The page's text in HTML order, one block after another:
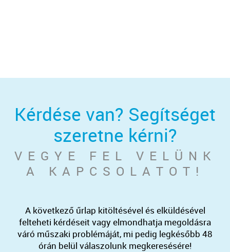
Kérdése van? Segítséget
szeretne kérni?
VEGYE FEL VELÜNK
A KAPCSOLATOT!
A következő űrlap kitöltésével és elküldésével
felteheti kérdéseit vagy elmondhatja megoldásra
váró műszaki problémáját, mi pedig legkésőbb 48
órán belül válaszolunk megkeresésére!